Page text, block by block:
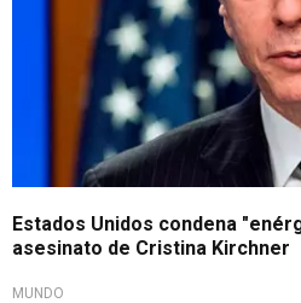
Estados Unidos condena
asesinato de Cristina Kirchner
MUNDO